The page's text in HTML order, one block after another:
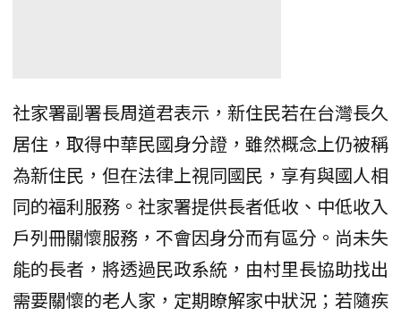
社家署副署長周道君表示，新住民若在台灣長久
居住，取得中華民國身分證，雖然概念上仍被稱
為新住民，但在法律上視同國民，享有與國人相
同的福利服務。社家署提供長者低收、中低收入
戶列冊關懷服務，不會因身分而有區分。尚未失
能的長者，將透過民政系統，由村里長協助找出
需要關懷的老人家，定期瞭解家中狀況；若隨疾